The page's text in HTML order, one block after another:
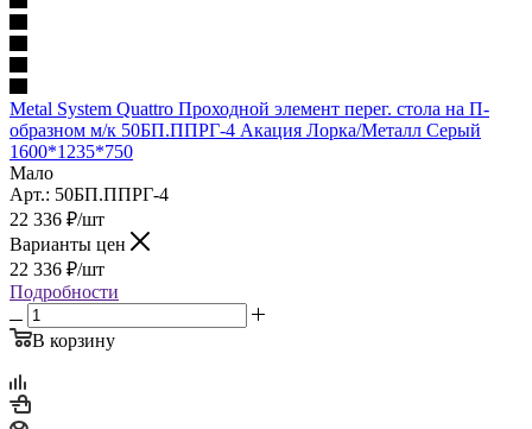
Metal System Quattro Проходной элемент перег. стола на П-
образном м/к 50БП.ППРГ-4 Акация Лорка/Металл Серый
1600*1235*750
Мало
Арт.: 50БП.ППРГ-4
22 336 ₽/шт
Варианты цен
22 336 ₽/шт
Подробности
В корзину